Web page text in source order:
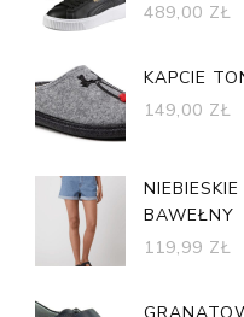
489,00 ZŁ
KAPCIE
149,00 ZŁ
BAWEŁNY
119,99 ZŁ